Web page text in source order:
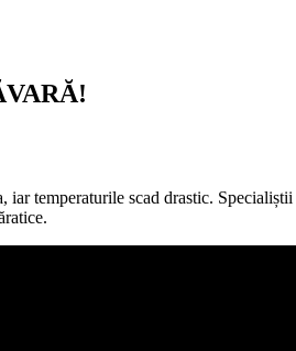
temperaturile scad drastic.